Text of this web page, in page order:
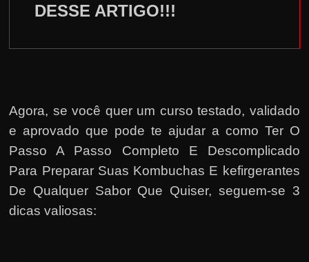
DESSE ARTIGO!!!
Agora, se você quer um curso testado, validado
e aprovado que pode te ajudar a como Ter O
Passo A Passo Completo E Descomplicado
Para Preparar Suas Kombuchas E kefirgerantes
De Qualquer Sabor Que Quiser, seguem-se 3
dicas valiosas: